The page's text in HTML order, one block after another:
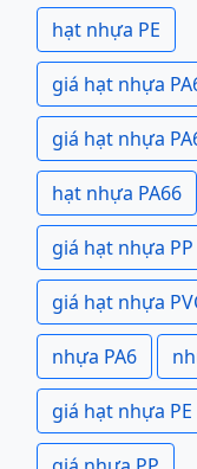
hạt nhựa PE
giá hạt nhựa
giá hạt nhựa
hạt nhựa PA66
giá hạt nhựa PP
giá hạt nhựa
nhựa PA6
giá hạt nhựa PE